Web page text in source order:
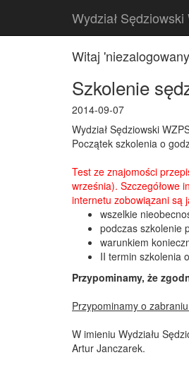
Wydział
Witaj
Szkolenie
2014-09-07
Wydział Sędziowski
Początek szkolenia o
Test ze znajomości
września). Szczegółowe
internetu zobowiązani są
wszelkie
podczas szkolenie
warunkiem
II termin szkolenia
Przypominamy, że
Przypominamy o
W imieniu Wydziału
Artur Janczarek.